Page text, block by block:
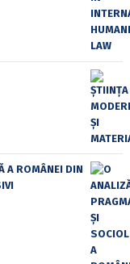
A ROMÂNEI DIN